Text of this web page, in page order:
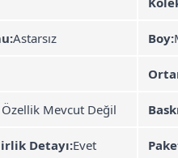
Astarsız Boy:
Özellik Mevcut Değil
Detayı:Evet